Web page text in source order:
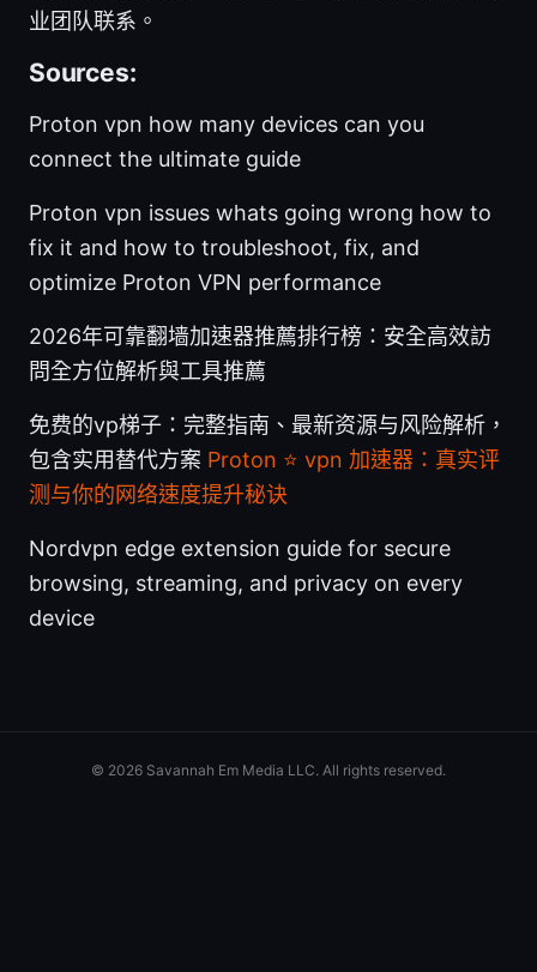
业团队联系。
Sources:
Proton vpn how many devices can you
connect the ultimate guide
Proton vpn issues whats going wrong how to
fix it and how to troubleshoot, fix, and
optimize Proton VPN performance
2026年可靠翻墙加速器推薦排行榜：安全高效訪
問全方位解析與工具推薦
免费的vp梯子：完整指南、最新资源与风险解析，
包含实用替代方案 Proton ⭐ vpn 加速器：真实评
测与你的网络速度提升秘诀
Nordvpn edge extension guide for secure
browsing, streaming, and privacy on every
device
© 2026 Savannah Em Media LLC. All rights reserved.